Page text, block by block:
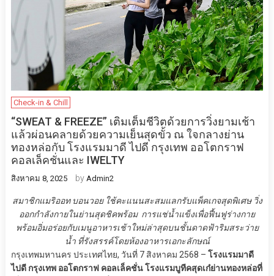
Check-in & Chill
“SWEAT & FREEZE” เติมเต็มชีวิตด้วยการวิ่งยามเช้า
แล้วผ่อนคลายด้วยความเย็นสุดขั้ว ณ ใจกลางย่าน
ทองหล่อกับ โรงแรมมาดี ไปดี กรุงเทพ ออโตกราฟ
คอลเล็คชั่นและ IWELTY
สิงหาคม 8, 2025 by Admin2
สมาชิกแมริออท บอนวอย ใช้คะแนนสะสมแลกรับแพ็คเกจสุดพิเศษ วิ่ง
ออกกำลังกายในย่านสุดชิคพร้อม การแช่น้ำแข็งเพื่อฟื้นฟูร่างกาย
พร้อมอิ่มอร่อยกับเมนูอาหารเช้าใหม่ล่าสุดบนชั้นดาดฟ้าริมสระว่าย
น้ำ ที่รังสรรค์โดยห้องอาหารเอกะลักษณ์
กรุงเทพมหานคร ประเทศไทย, วันที่ 7 สิงหาคม 2568 – โรงแรมมาดี
ไปดี กรุงเทพ ออโตกราฟ คอลเล็คชั่น โรงแรมบูทีคสุดเก๋ย่านทองหล่อที่